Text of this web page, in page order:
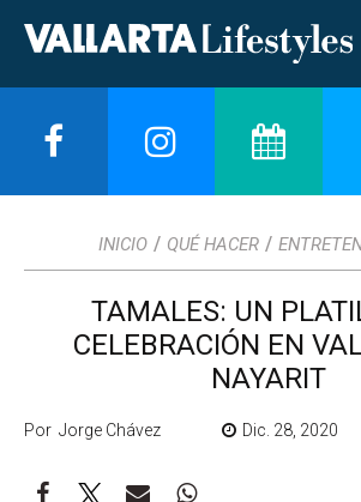
INICIO / QUÉ HACER /
TAMALES: UN
CELEBRACIÓN EN
NAYARIT
Por Jorge Chávez Dic. 28, 2020